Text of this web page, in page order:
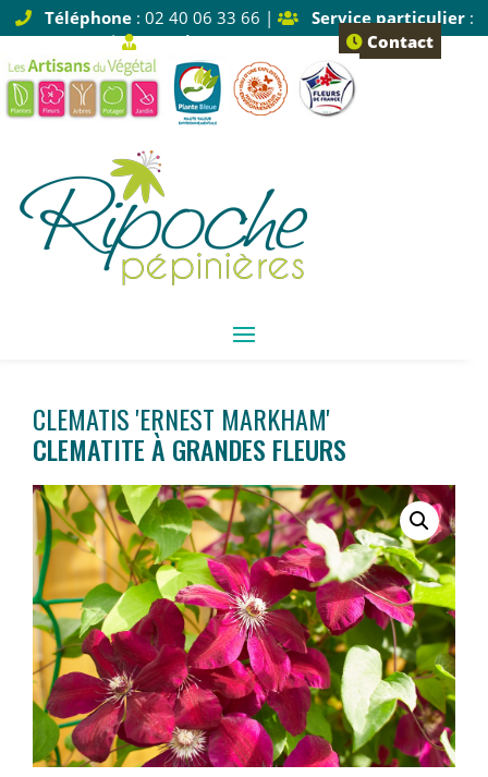
Téléphone: 02 40 06 33 66 | Service particulier:
Tapez 1 |
Service pro: Tapez 2 Contact
CLEMATIS 'ERNEST MARKHAM'
CLEMATITE À GRANDES FLEURS